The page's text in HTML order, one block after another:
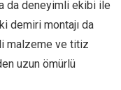
da deneyimli ekibi ile
demiri montajı da
malzeme ve titiz
uzun ömürlü